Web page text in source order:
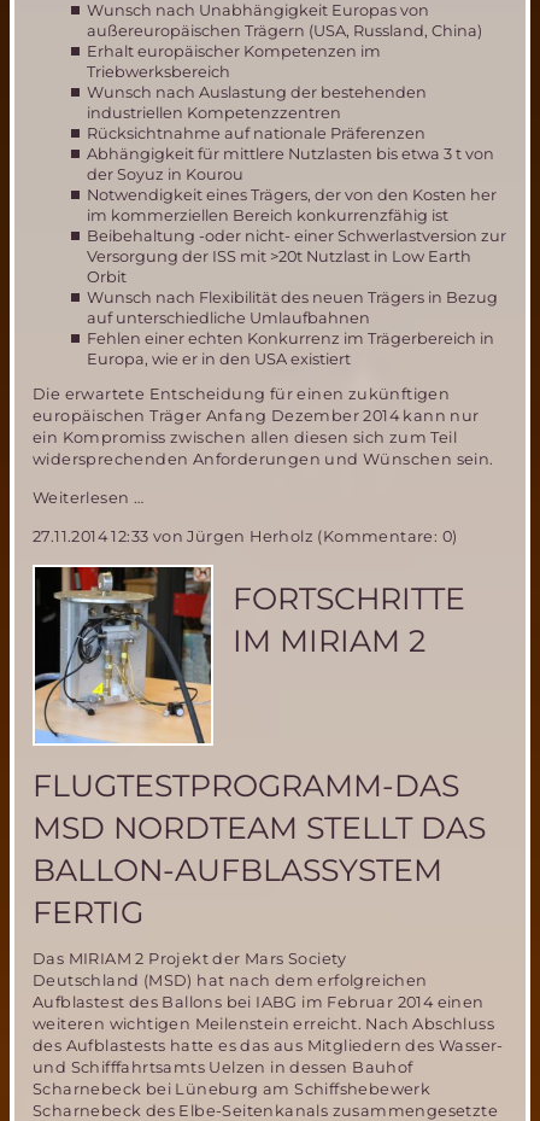
Wunsch nach Unabhängigkeit Europas von
außereuropäischen Trägern (USA, Russland, China)
Erhalt europäischer Kompetenzen im
Triebwerksbereich
Wunsch nach Auslastung der bestehenden
industriellen Kompetenzzentren
Rücksichtnahme auf nationale Präferenzen
Abhängigkeit für mittlere Nutzlasten bis etwa 3 t von
der Soyuz in Kourou
Notwendigkeit eines Trägers, der von den Kosten her
im kommerziellen Bereich konkurrenzfähig ist
Beibehaltung -oder nicht- einer Schwerlastversion zur
Versorgung der ISS mit >20t Nutzlast in Low Earth
Orbit
Wunsch nach Flexibilität des neuen Trägers in Bezug
auf unterschiedliche Umlaufbahnen
Fehlen einer echten Konkurrenz im Trägerbereich in
Europa, wie er in den USA existiert
Die erwartete Entscheidung für einen zukünftigen
europäischen Träger Anfang Dezember 2014 kann nur
ein Kompromiss zwischen allen diesen sich zum Teil
widersprechenden Anforderungen und Wünschen sein.
Weiterlesen …
5
Nachfolge
Dilemma
27.11.2014 12:33 von Jürgen Herholz (Kommentare: 0)
FORTSCHRITTE
IM MIRIAM 2
FLUGTESTPROGRAMM-DAS
MSD NORDTEAM STELLT DAS
BALLON-AUFBLASSYSTEM
FERTIG
Das MIRIAM 2 Projekt der Mars Society
Deutschland (MSD) hat nach dem erfolgreichen
Aufblastest des Ballons bei IABG im Februar 2014 einen
weiteren wichtigen Meilenstein erreicht. Nach Abschluss
des Aufblastests hatte es das aus Mitgliedern des Wasser-
und Schifffahrtsamts Uelzen in dessen Bauhof
Scharnebeck bei Lüneburg am Schiffshebewerk
Scharnebeck des Elbe-Seitenkanals zusammengesetzte